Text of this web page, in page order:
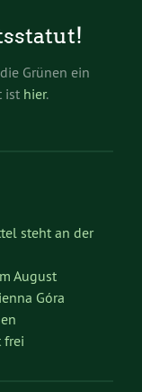
Grünen ein
ist hier.
steht an der
August
Góra
frei